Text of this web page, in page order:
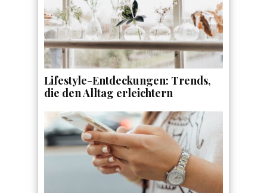
Lifestyle-Entdeckungen: Trends,
die den Alltag erleichtern